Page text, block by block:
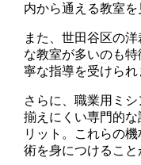
内から通える教室を
また、世田谷区の
な教室が多いのも
寧な指導を受けられ
さらに、職業用ミ
揃えにくい専門的
リット。これらの
術を身につけること